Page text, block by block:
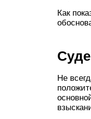
Как
Не